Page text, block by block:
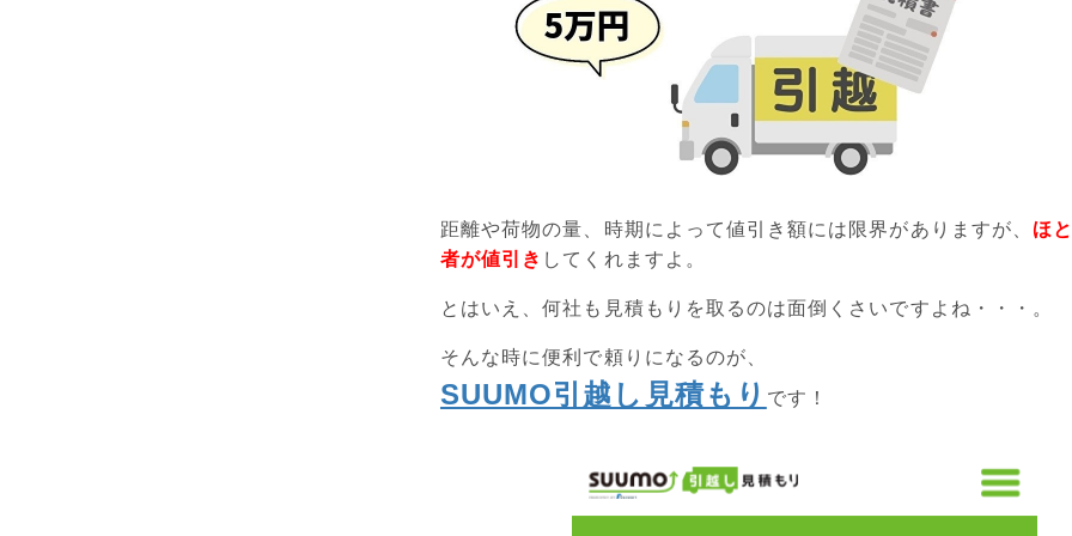
距離や荷物の量、時期によって値引き額には限界がありますが、 ほ
者が値引き してくれますよ。
とはいえ、何社も見積もりを取るのは面倒くさいですよね・・・。
そんな時に便利で頼りになるのが、
SUUMO引越し見積もり です！